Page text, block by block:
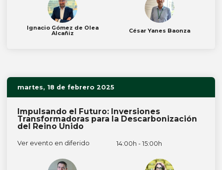
Ignacio Gómez de Olea
Alcañiz César Yanes Baonza
martes, 18 de febrero 2025
Impulsando el Futuro: Inversiones
Transformadoras para la Descarbonización
del Reino Unido
Ver evento en diferido 14:00h - 15:00h